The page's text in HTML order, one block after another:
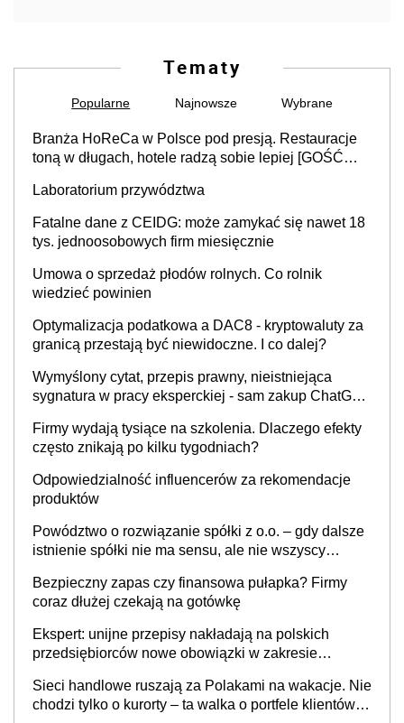
Tematy
Popularne Najnowsze Wybrane
Branża HoReCa w Polsce pod presją. Restauracje
toną w długach, hotele radzą sobie lepiej [GOŚĆ
Laboratorium przywództwa
Fatalne dane z CEIDG: może zamykać się nawet 18
tys. jednoosobowych firm miesięcznie
Umowa o sprzedaż płodów rolnych. Co rolnik
wiedzieć powinien
Optymalizacja podatkowa a DAC8 - kryptowaluty za
granicą przestają być niewidoczne. I co dalej?
Wymyślony cytat, przepis prawny, nieistniejąca
sygnatura w pracy eksperckiej - sam zakup ChatGPT
Firmy wydają tysiące na szkolenia. Dlaczego efekty
często znikają po kilku tygodniach?
Odpowiedzialność influencerów za rekomendacje
produktów
Powództwo o rozwiązanie spółki z o.o. – gdy dalsze
istnienie spółki nie ma sensu, ale nie wszyscy
Bezpieczny zapas czy finansowa pułapka? Firmy
coraz dłużej czekają na gotówkę
Ekspert: unijne przepisy nakładają na polskich
przedsiębiorców nowe obowiązki w zakresie
Sieci handlowe ruszają za Polakami na wakacje. Nie
chodzi tylko o kurorty – ta walka o portfele klientów